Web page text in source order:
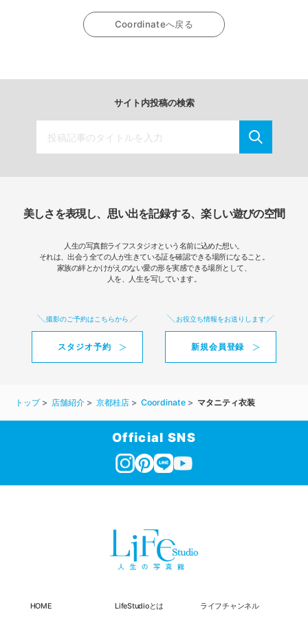
Coordinateへ戻る
サイト内投稿の検索
美しさを表現し、思い出を記録する、楽しい遊びの空間
人生の写真館ライフスタジオという名前に込めた想い。
それは、出会う全ての人が生きている証を確認できる場所になること。
家族の絆とかけがえのない愛の形を実感できる場所として、
人を、人生を写しています。
撮影のご予約はこちらから
スタジオ予約
お役立ち情報をお送りします
新規会員登録
トップ 店舗紹介 京都桂店 Coordinate マタニティ衣装
Official SNS
HOME LifeStudioとは ライフチャンネル